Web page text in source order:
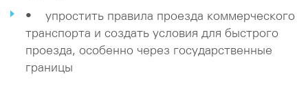
• упростить правила проезда коммерческого
транспорта и создать условия для быстрого
проезда, особенно через государственные
границы